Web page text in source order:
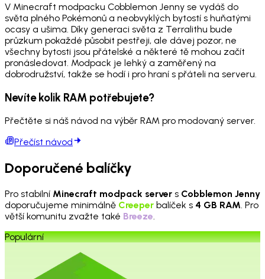
V Minecraft modpacku Cobblemon Jenny se vydáš do
světa plného Pokémonů a neobvyklých bytostí s huňatými
ocasy a ušima. Díky generaci světa z Terralithu bude
průzkum pokaždé působit pestřeji, ale dávej pozor, ne
všechny bytosti jsou přátelské a některé tě mohou začít
pronásledovat. Modpack je lehký a zaměřený na
dobrodružství, takže se hodí i pro hraní s přáteli na serveru.
Nevíte kolik RAM potřebujete?
Přečtěte si náš návod na výběr RAM pro modovaný server.
Přečíst návod
Doporučené balíčky
Pro stabilní Minecraft modpack server s Cobblemon Jenny
doporučujeme minimálně Creeper balíček s 4 GB RAM. Pro
větší komunitu zvažte také Breeze.
Populární